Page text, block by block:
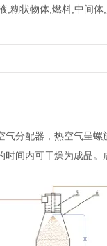
,糊状物体,燃料,中间体,
气分配器，热空气呈
间内可干燥为成品